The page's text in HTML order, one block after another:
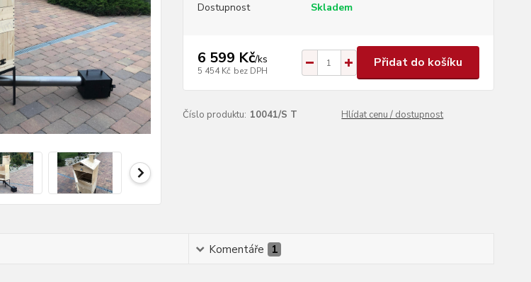
Dostupnost Skladem
6 599 Kč/ks
5 454 Kč bez DPH
Přidat do košíku
Číslo produktu: 10041/S T Hlídat cenu / dostupnost
Komentáře 1